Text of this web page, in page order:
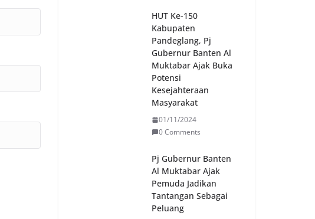
HUT Ke-150
Kabupaten
Pandeglang, Pj
Gubernur Banten Al
Muktabar Ajak Buka
Potensi
Kesejahteraan
Masyarakat
01/11/2024
0 Comments
Pj Gubernur Banten
Al Muktabar Ajak
Pemuda Jadikan
Tantangan Sebagai
Peluang